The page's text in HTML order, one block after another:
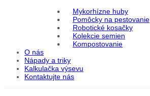
Mykorhízne huby
Pomôcky na pestovanie
Robotické kosačky
Kolekcie semien
Kompostovanie
O nás
Nápady a triky
Kalkulačka výsevu
Kontaktujte nás